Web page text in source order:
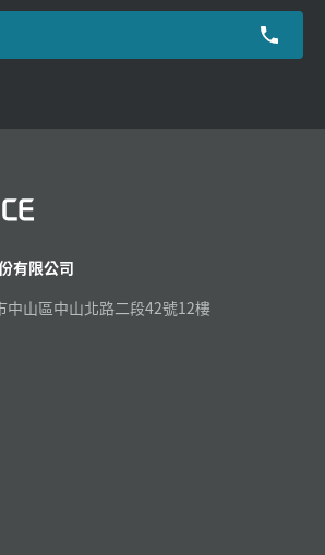
有限公司
中山區中山北路二段42號12樓